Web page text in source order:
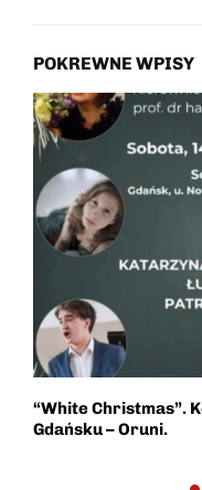
POKREWNE WPISY
“White Christmas”.
Gdańsku – Oruni.